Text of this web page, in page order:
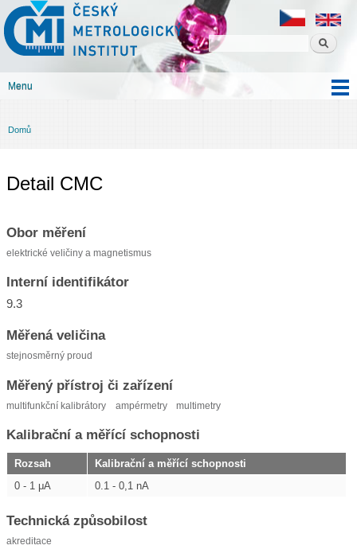
obsahu
Český
metrologický
institut
Menu
Jste zde
Domů
Detail CMC
Obor měření
elektrické veličiny a magnetismus
Interní identifikátor
9.3
Měřená veličina
stejnosměrný proud
Měřený přístroj či zařízení
multifunkční kalibrátory ampérmetry multimetry
Kalibrační a měřící schopnosti
Rozsah
Kalibrační a měřící schopnosti
0 - 1 μA
0.1 - 0,1 nA
Technická způsobilost
akreditace